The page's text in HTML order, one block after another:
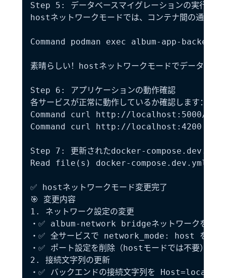
Step 5: データベースマイグレーションの実行
hostネットワークモードでは、コンテナ間の通信が
Command podman exec album-app-
素晴らしい！hostネットワークモードでデータベー
Step 6: アプリケーションの動作確認
各サービスが正常に動作しているか確認します：
Command curl http://localhost:5000/
Command curl http://localhost:4200
Step 7: 更新されたdocker-compose.dev.yml
Read file(s) docker-compose.dev.yml
✅ hostネットワークモード変更完了
🎯 変更内容
1. ネットワーク設定の変更
・✅ album-network bridgeネットワークを削除
・✅ 全サービスで network_mode: host を使用
・✅ ポート設定を削除（hostモードでは不要）
2. 接続文字列の更新
・✅ バックエンドの接続文字列を